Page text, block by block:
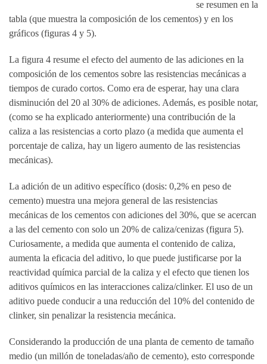
se resumen en la
tabla (que muestra la composición de los cementos) y en los
gráficos (figuras 4 y 5).
La figura 4 resume el efecto del aumento de las adiciones en la
composición de los cementos sobre las resistencias mecánicas a
tiempos de curado cortos. Como era de esperar, hay una clara
disminución del 20 al 30% de adiciones. Además, es posible notar,
(como se ha explicado anteriormente) una contribución de la
caliza a las resistencias a corto plazo (a medida que aumenta el
porcentaje de caliza, hay un ligero aumento de las resistencias
mecánicas).
La adición de un aditivo específico (dosis: 0,2% en peso de
cemento) muestra una mejora general de las resistencias
mecánicas de los cementos con adiciones del 30%, que se acercan
a las del cemento con solo un 20% de caliza/cenizas (figura 5).
Curiosamente, a medida que aumenta el contenido de caliza,
aumenta la eficacia del aditivo, lo que puede justificarse por la
reactividad química parcial de la caliza y el efecto que tienen los
aditivos químicos en las interacciones caliza/clinker. El uso de un
aditivo puede conducir a una reducción del 10% del contenido de
clinker, sin penalizar la resistencia mecánica.
Considerando la producción de una planta de cemento de tamaño
medio (un millón de toneladas/año de cemento), esto corresponde